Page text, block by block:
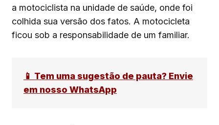
a motociclista na unidade de saúde, onde foi
colhida sua versão dos fatos. A motocicleta
ficou sob a responsabilidade de um familiar.
📱 Tem uma sugestão de pauta? Envie
em nosso WhatsApp